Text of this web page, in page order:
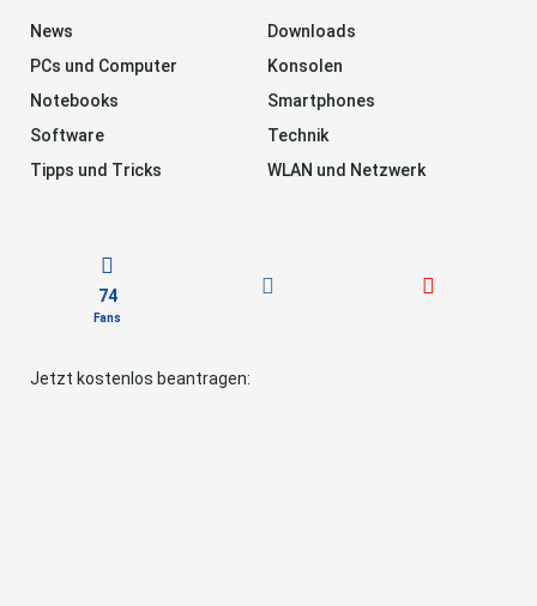
News
Downloads
PCs und Computer
Konsolen
Notebooks
Smartphones
Software
Technik
Tipps und Tricks
WLAN und Netzwerk
74
Fans
Jetzt kostenlos beantragen: